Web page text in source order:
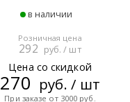
в наличии
Розничная цена
292 руб. / шт
Цена со скидкой
270 руб. / шт
При заказе от 3000 руб.